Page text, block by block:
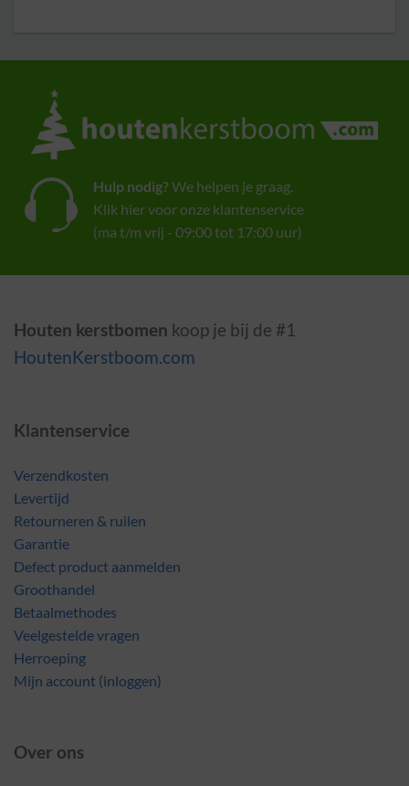
Hulp nodig?We helpen je graag.
Klik hier voor onze klantenservice
(ma t/m vrij - 09:00 tot 17:00 uur)
Houten kerstbomen koop je bij de #1
HoutenKerstboom.com
Klantenservice
Verzendkosten
Levertijd
Retourneren & ruilen
Garantie
Defect product aanmelden
Groothandel
Betaalmethodes
Veelgestelde vragen
Herroeping
Mijn account (inloggen)
Over ons